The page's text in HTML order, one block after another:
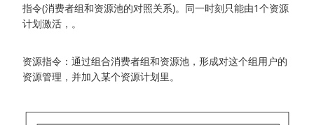
指令(消费者组和资源池的对照关系)。同一时刻只能由1个资源
计划激活，。
资源指令：通过组合消费者组和资源池，形成对这个组用户的
资源管理，并加入某个资源计划里。